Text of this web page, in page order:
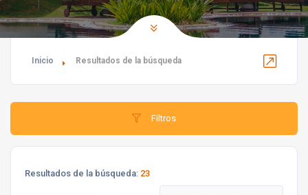
Inicio Resultados de la búsqueda
Filtros
Resultados de la búsqueda: 23